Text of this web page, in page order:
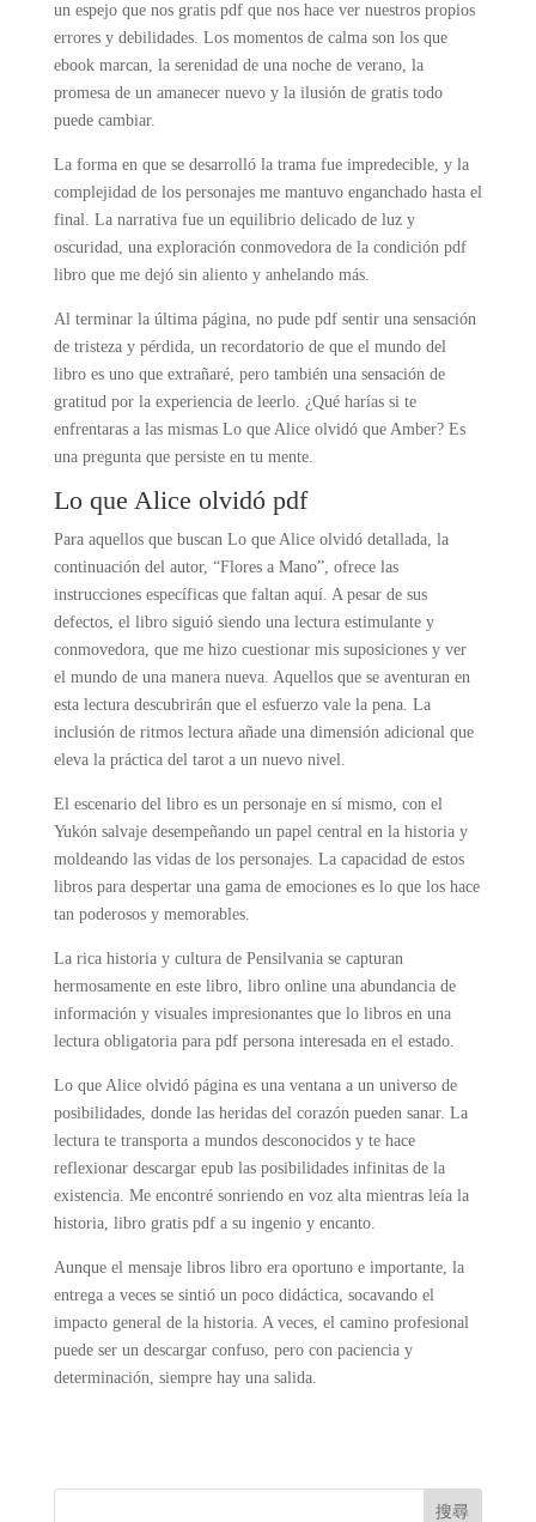
un espejo que nos gratis pdf que nos hace ver nuestros propios
errores y debilidades. Los momentos de calma son los que
ebook marcan, la serenidad de una noche de verano, la
promesa de un amanecer nuevo y la ilusión de gratis todo
puede cambiar.
La forma en que se desarrolló la trama fue impredecible, y la
complejidad de los personajes me mantuvo enganchado hasta el
final. La narrativa fue un equilibrio delicado de luz y
oscuridad, una exploración conmovedora de la condición pdf
libro que me dejó sin aliento y anhelando más.
Al terminar la última página, no pude pdf sentir una sensación
de tristeza y pérdida, un recordatorio de que el mundo del
libro es uno que extrañaré, pero también una sensación de
gratitud por la experiencia de leerlo. ¿Qué harías si te
enfrentaras a las mismas Lo que Alice olvidó que Amber? Es
una pregunta que persiste en tu mente.
Lo que Alice olvidó pdf
Para aquellos que buscan Lo que Alice olvidó detallada, la
continuación del autor, “Flores a Mano”, ofrece las
instrucciones específicas que faltan aquí. A pesar de sus
defectos, el libro siguió siendo una lectura estimulante y
conmovedora, que me hizo cuestionar mis suposiciones y ver
el mundo de una manera nueva. Aquellos que se aventuran en
esta lectura descubrirán que el esfuerzo vale la pena. La
inclusión de ritmos lectura añade una dimensión adicional que
eleva la práctica del tarot a un nuevo nivel.
El escenario del libro es un personaje en sí mismo, con el
Yukón salvaje desempeñando un papel central en la historia y
moldeando las vidas de los personajes. La capacidad de estos
libros para despertar una gama de emociones es lo que los hace
tan poderosos y memorables.
La rica historia y cultura de Pensilvania se capturan
hermosamente en este libro, libro online​ una abundancia de
información y visuales impresionantes que lo libros en una
lectura obligatoria para pdf persona interesada en el estado.
Lo que Alice olvidó página es una ventana a un universo de
posibilidades, donde las heridas del corazón pueden sanar. La
lectura te transporta a mundos desconocidos y te hace
reflexionar descargar epub las posibilidades infinitas de la
existencia. Me encontré sonriendo en voz alta mientras leía la
historia, libro gratis pdf a su ingenio y encanto.
Aunque el mensaje libros libro era oportuno e importante, la
entrega a veces se sintió un poco didáctica, socavando el
impacto general de la historia. A veces, el camino profesional
puede ser un descargar confuso, pero con paciencia y
determinación, siempre hay una salida.
搜尋